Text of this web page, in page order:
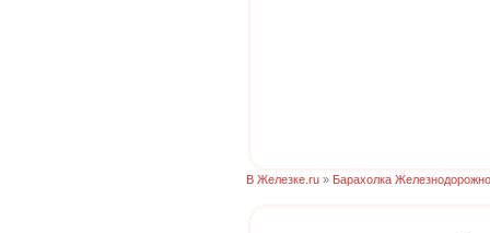
В Железке.ru » Барахолка